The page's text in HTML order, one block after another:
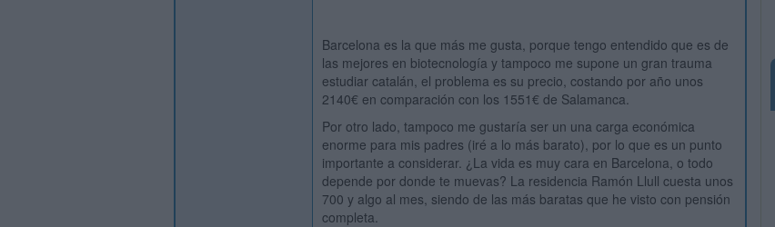
Barcelona es la que más me gusta, porque tengo entendido que es de
las mejores en biotecnología y tampoco me supone un gran trauma
estudiar catalán, el problema es su precio, costando por año unos
2140€ en comparación con los 1551€ de Salamanca.
Por otro lado, tampoco me gustaría ser un una carga económica
enorme para mis padres (iré a lo más barato), por lo que es un punto
importante a considerar. ¿La vida es muy cara en Barcelona, o todo
depende por donde te muevas? La residencia Ramón Llull cuesta unos
700 y algo al mes, siendo de las más baratas que he visto con pensión
completa.